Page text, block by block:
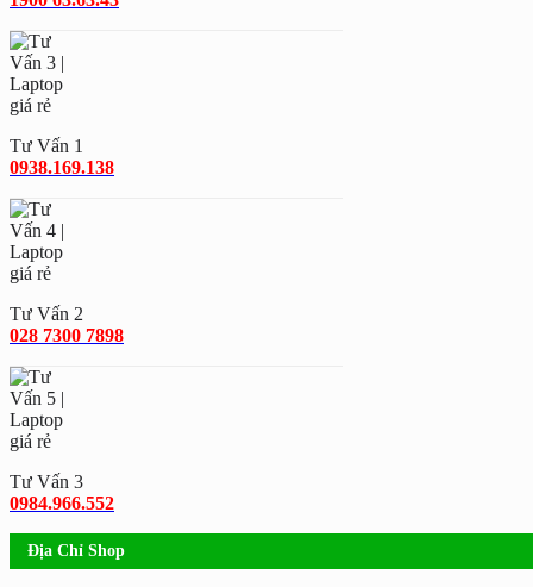
Tư Vấn 1
0938.169.138
Tư Vấn 2
028 7300 7898
Tư Vấn 3
0984.966.552
Địa Chỉ Shop